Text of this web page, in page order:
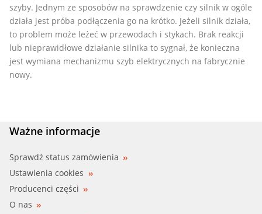
szyby. Jednym ze sposobów na sprawdzenie czy silnik w ogóle
działa jest próba podłączenia go na krótko. Jeżeli silnik działa,
to problem może leżeć w przewodach i stykach. Brak reakcji
lub nieprawidłowe działanie silnika to sygnał, że konieczna
jest wymiana mechanizmu szyb elektrycznych na fabrycznie
nowy.
Ważne informacje
Sprawdź status zamówienia
Ustawienia cookies
Producenci części
O nas